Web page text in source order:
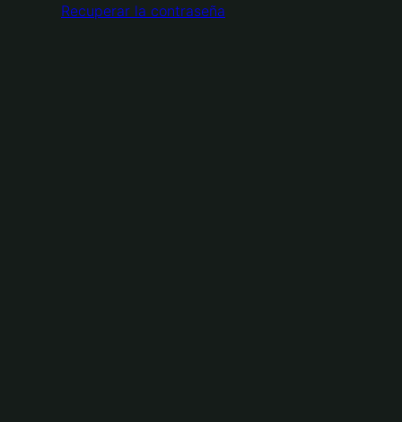
Recuperar la contraseña